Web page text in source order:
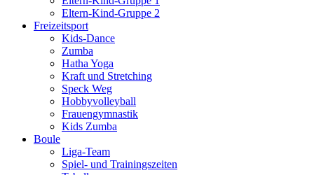
Eltern-Kind-Gruppe 2
Freizeitsport
Kids-Dance
Zumba
Hatha Yoga
Kraft und Stretching
Speck Weg
Hobbyvolleyball
Frauengymnastik
Kids Zumba
Boule
Liga-Team
Spiel- und Trainingszeiten